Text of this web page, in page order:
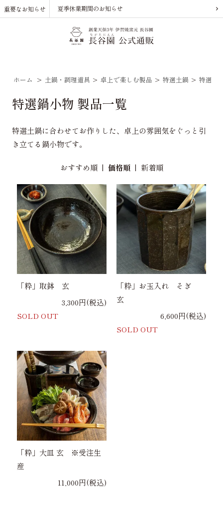
重要なお知らせ 夏季休業期間のお知らせ
ホーム > 土鍋・調理道具 > 卓上で楽しむ製品 > 特選土鍋 > 特選鍋
特選鍋小物 製品一覧
特選土鍋に合わせてお作りした、卓上の雰囲気をぐっと引
き立てる鍋小物です。
おすすめ順| 価格順| 新着順
「粋」取鉢 玄
3,300円(税込)
SOLD OUT
「粋」お玉入れ そぎ
玄
6,600円(税込)
SOLD OUT
「粋」大皿 玄 ※受注生
産
11,000円(税込)